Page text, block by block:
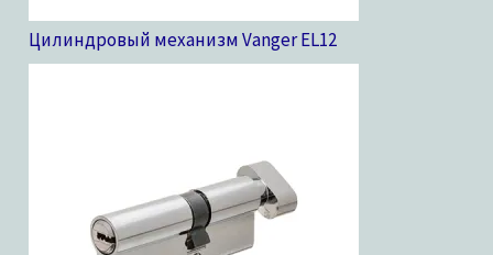
Цилиндровый механизм Vanger EL12